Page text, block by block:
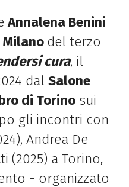
Annalena Benini
Milano del terzo
cura, il
dal Salone
di Torinosui
gli incontri con
Andrea De
(2025) a Torino,
- organizzato